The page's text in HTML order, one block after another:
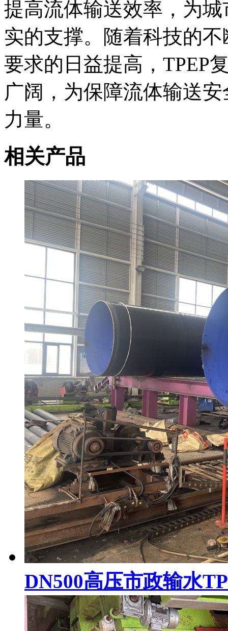
提高流体输送效率，为
实的支撑。随着科技的
要求的日益提高，TPEP
广阔，为保障流体输送
力量。
相关产品
DN500高压市政输水